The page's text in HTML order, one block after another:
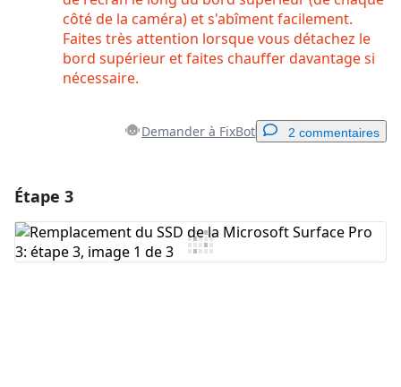
côté de la caméra) et s'abîment facilement.
Faites très attention lorsque vous détachez le
bord supérieur et faites chauffer davantage si
nécessaire.
Demander à FixBot 2 commentaires
Ajouter un commentaire
Étape 3